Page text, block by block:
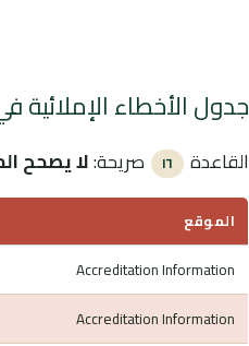
جدول الأخطاء الإملائية
القاعدة ١٦ صريحة:لا يصحح
الموقع
Accreditation Information
Accreditation Information